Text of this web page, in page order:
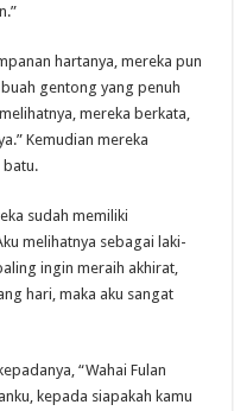
hartanya, mereka pun
gentong yang penuh
mereka berkata,
Kemudian mereka
batu.
sudah memiliki
melihatnya sebagai laki-
ingin meraih akhirat,
hari, maka aku sangat
“Wahai Fulan
kepada siapakah kamu